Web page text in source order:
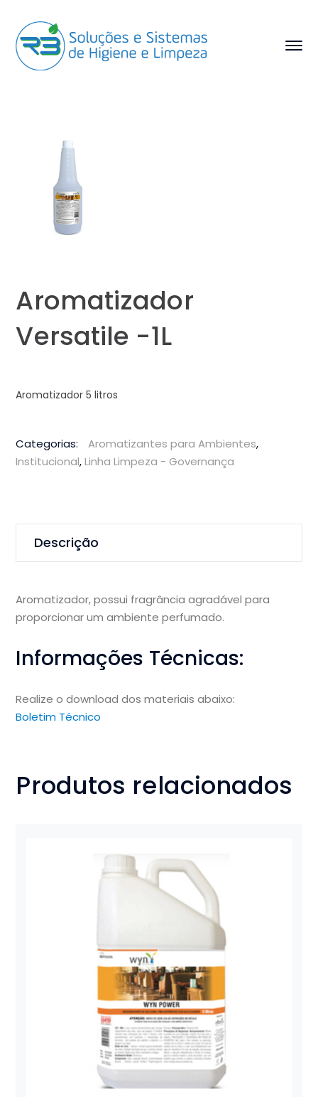
Aromatizador
Versatile -1L
Aromatizador 5 litros
Categorias: Aromatizantes para Ambientes,
Institucional,Linha Limpeza - Governança
Descrição
Aromatizador, possui fragrância agradável para
proporcionar um ambiente perfumado.
Informações Técnicas:
Realize o download dos materiais abaixo:
Boletim Técnico
Produtos relacionados